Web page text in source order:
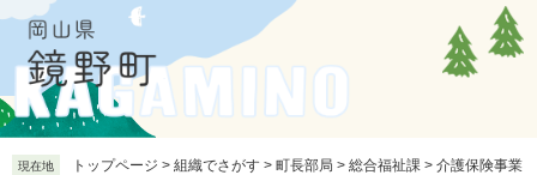
先
頭
を
飛
現在地 トップページ > 組織でさがす > 町長部局 > 総合福祉課 > 介護保険事業